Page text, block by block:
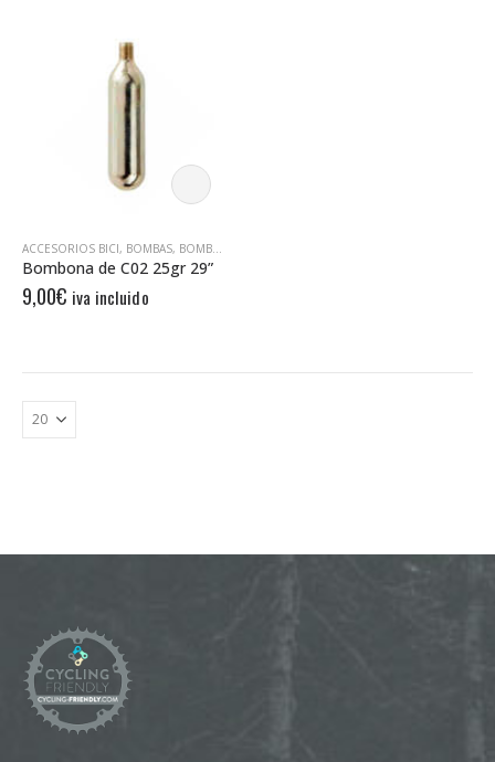
ACCESORIOS BICI, BOMBAS, BOMBONAS C02
Bombona de C02 25gr 29”
9,00€ iva incluido